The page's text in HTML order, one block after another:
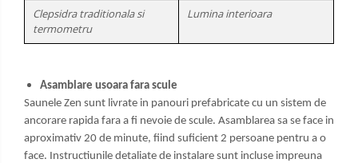
Clepsidra traditionala si
termometru
Lumina interioara
Asamblare usoara fara scule
Saunele Zen sunt livrate in panouri prefabricate cu un sistem de
ancorare rapida fara a fi nevoie de scule. Asamblarea sa se face in
aproximativ 20 de minute, fiind suficient 2 persoane pentru a o
face. Instructiunile detaliate de instalare sunt incluse impreuna